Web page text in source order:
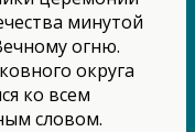
минутой
огню.
округа
ко всем
словом.